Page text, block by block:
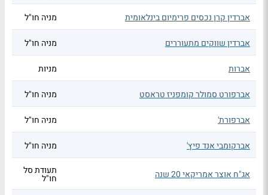
אברדין קרן נכסים פרימיום בינלאומית
מניה חו"ל
אברדין שווקים מתעוררים מניה חו"ל
אברות מניות
אברפורט סמולר קומפניז טראסט מניה חו"ל
אברפורת' מניה חו"ל
אברקומבי אנד פיץ' מניה חו"ל
אג"ח אוצר אמריקאי 20 שנה תעודת סל
חו"ל